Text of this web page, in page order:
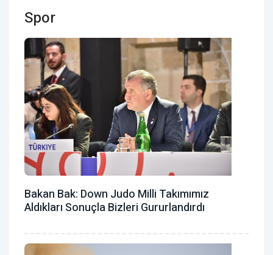
Spor
Bakan Bak: Down Judo Milli Takımımız
Aldıkları Sonuçla Bizleri Gururlandırdı